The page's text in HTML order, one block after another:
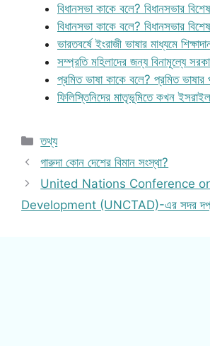
বিধানসভা কাকে বলে? বিধানসভার
বিধানসভা কাকে বলে? বিধানসভার
ভারতবর্ষে ইংরাজী ভাষার মাধ্যমে
সম্প্রতি মহিলাদের জন্য বিনামূল্যে
প্রমিত ভাষা কাকে বলে? প্রমিত ভাষার
ফিলিস্তিনিদের মাতৃভূমিতে কখন ইসরাইল
Categories
তথ্য
গারুদা কোন দেশের বিমান সংস্থা?
United Nations Conference
Development (UNCTAD)-এর সদর